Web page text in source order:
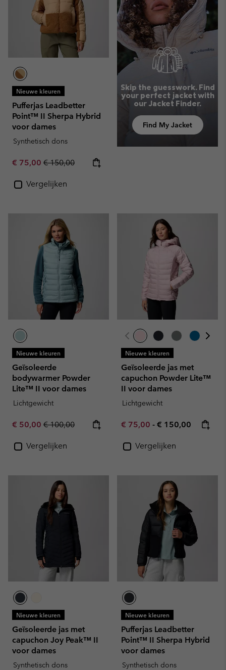
Nieuwe kleuren
Pufferjas Leadbetter
Point™ II Sherpa Hybrid
voor dames
Synthetisch dons
Sale price:
€ 75,00 Regular price:
€ 150,00
Vergelijken
Skip the guesswork. Find
your perfect jacket with
our Jacket Finder.
Find My Jacket
Nieuwe kleuren
Geïsoleerde
bodywarmer Powder
Lite™ II voor dames
Lichtgewicht
Sale price:
€ 50,00 Regular price:
€ 100,00
Vergelijken
Nieuwe kleuren
Geïsoleerde jas met
capuchon Powder Lite™
II voor dames
Lichtgewicht
Minimum sale price:
€ 75,00 - Maximum price:
€ 150,00
Vergelijken
Nieuwe kleuren
Geïsoleerde jas met
capuchon Joy Peak™ II
voor dames
Synthetisch dons
Nieuwe kleuren
Pufferjas Leadbetter
Point™ II Sherpa Hybrid
voor dames
Synthetisch dons